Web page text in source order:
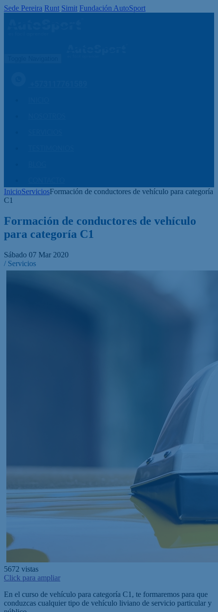
Sede Pereira Runt Simit Fundación AutoSport
InicioServiciosFormación de conductores de vehículo para categoría
C1
Formación de conductores de vehículo
para categoría C1
Sábado 07 Mar 2020
/ Servicios
5672 vistas
Click para ampliar
En el curso de vehículo para categoría C1, te formaremos para que
conduzcas cualquier tipo de vehículo liviano de servicio particular y